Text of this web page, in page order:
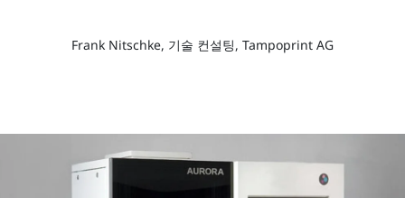
Frank Nitschke, 기술 컨설팅, Tampoprint AG